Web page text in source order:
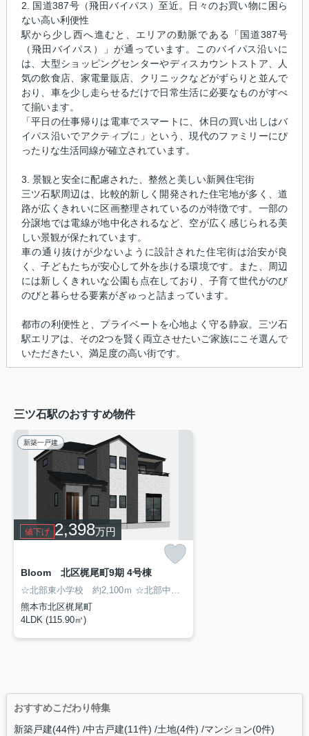
2. 国道387号（飛田バイパス）至近。日々のお買い物に困ら
ない高い利便性
駅から少し西へ進むと、エリアの動脈である「国道387号
（飛田バイパス）」が通っています。このバイパス沿いに
は、大型ショッピングセンターやディスカウントストア、人
気の飲食店、家電量販店、クリニックなどがずらりと並んで
おり、車を少し走らせるだけで日常生活に必要なものがすべ
て揃います。
「平日の仕事帰りは電車でスマートに、休日の買い出しはバ
イパス沿いでアクティブに」という、現代のファミリーにぴ
ったりな生活同線が確立されています。
3. 景観と安全に配慮された、整然と美しい新興住宅街
三ツ石駅周辺は、比較的新しく開発された住宅地が多く、道
路が広くきれいに区画整理されているのが特徴です。一部の
分譲地では電線が地中化されるなど、空が広く感じられる美
しい景観が保たれています。
車の通り抜けが少ないように設計された住宅街は治安が良
く、子どもたちが安心して外を歩ける環境です。また、周辺
には新しくきれいな公園も点在しており、子育て世代がのび
のびと暮らせる要素がぎゅっと詰まっています。
都市の利便性と、プライベートを心地よく守る静寂。三ツ石
駅エリアは、その2つを賢く両立させたいご家族にこそ選んで
いただきたい、満足度の高い街です。
三ツ石駅のおすすめ物件
新築一戸建
値下げ 2,398万円
Bloom 北区梶尾町9期 4号棟
☆北部東小学校 約2,100ｍ ☆北部中学校 約3,300ｍ
熊本市北区梶尾町
4LDK (115.90㎡)
おすすめこだわり特集
新築戸建(44件) 中古戸建(11件) 土地(4件) マンション(0件)